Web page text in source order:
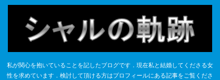
私が関心を抱いていることを記したブログです．現在私と結婚してくださる女
性を求めています．検討して頂ける方はプロフィールにある記事をご覧くださ